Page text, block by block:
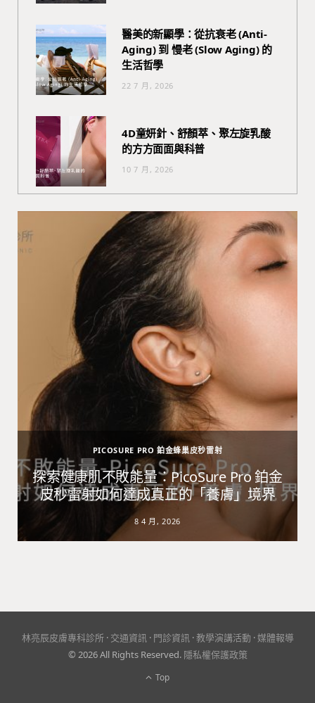
醫美的新顯學：從抗衰老 (Anti-
Aging) 到 慢老 (Slow Aging) 的
生活哲學
22 7 月, 2026
4D童妍針、舒顏萃、聚左旋乳酸
的方方面面與科普
10 7 月, 2026
PICOSURE PRO 鉑金蜂巢皮秒雷射
探索健康肌不敗能量：PicoSure Pro 鉑金
皮秒雷射如何達成真正的「養膚」境界
8 4 月, 2026
林亮辰皮膚專科診所· 交通資訊· 門診資訊·教學演講活動 ·媒體報導
© 2026 All Rights Reserved. 隱私權保護政策
Top